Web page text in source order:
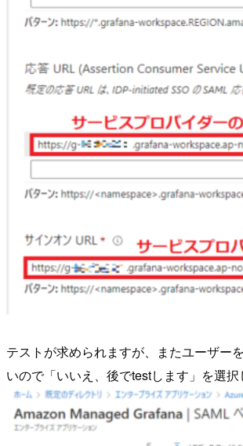
テストが求められますが、またユーザー
いので「いいえ、後でtestします」を選択